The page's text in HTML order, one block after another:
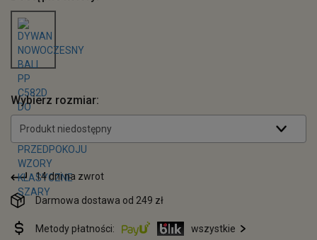
Wybierz rozmiar:
Produkt niedostępny
14 dni na zwrot
Darmowa dostawa od 249 zł
Metody płatności: wszystkie